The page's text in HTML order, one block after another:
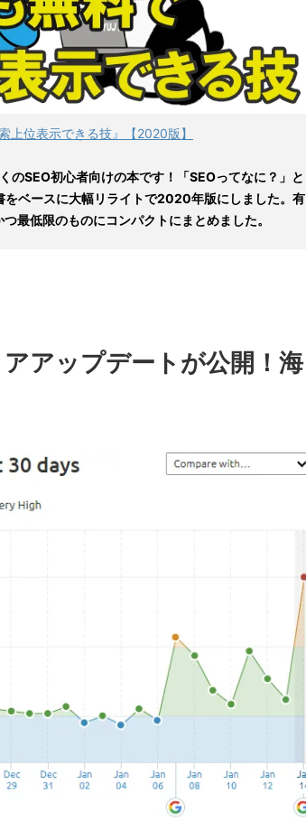
上位表示できる技』【2020版】
のSEO初心者向けの本です！「SEOってなに？」と
ベースに大幅リライトで2020年版にしました。有
最低限のものにコンパクトにまとめました。
アップデートが公開！海